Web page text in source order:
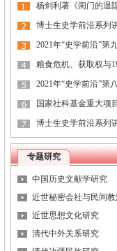
杨剑利著《闺门的退
博士生史学前沿系列
2021年“史学前沿”第
粮食危机、获取权与
2021年“史学前沿”第
国家社科基金重大项
博士生史学前沿系列
专题研究
中国历史文献学研究
近世秘密会社与民间
近世思想文化研究
清代中外关系研究